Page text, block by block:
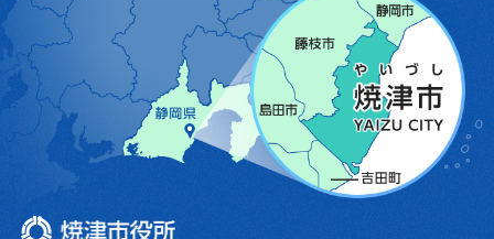
焼津市役所